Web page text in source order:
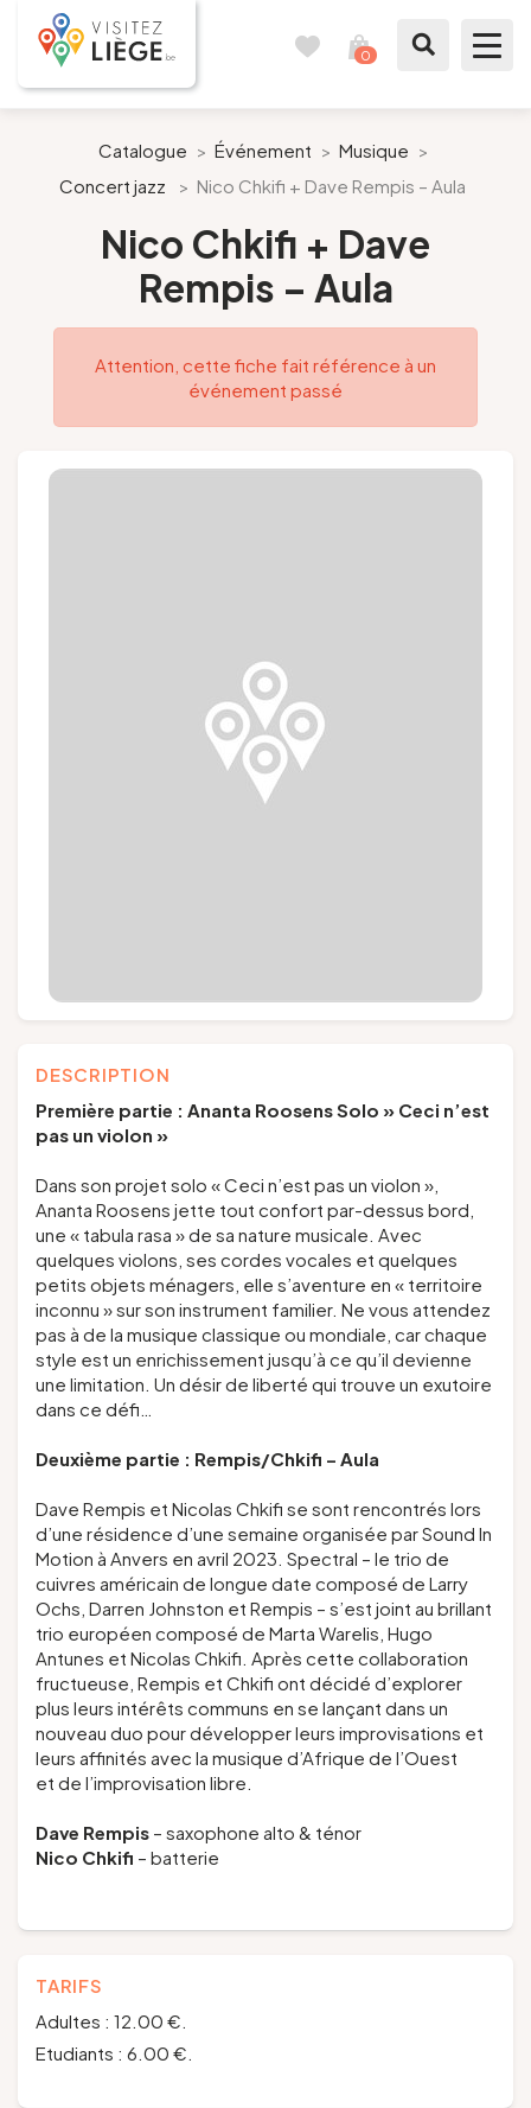
0
Comme un Liégeois
Préparer mon séjour
Nos suggestions
Catalogue > Événement > Musique >
Concert jazz
> Nico Chkifi + Dave Rempis – Aula
Nico Chkifi + Dave
Rempis – Aula
Attention, cette fiche fait référence à un
événement passé
DESCRIPTION
Première partie : Ananta Roosens Solo » Ceci n’est
pas un violon »
Dans son projet solo « Ceci n’est pas un violon »,
Ananta Roosens jette tout confort par-dessus bord,
une « tabula rasa » de sa nature musicale. Avec
quelques violons, ses cordes vocales et quelques
petits objets ménagers, elle s’aventure en « territoire
inconnu » sur son instrument familier. Ne vous attendez
pas à de la musique classique ou mondiale, car chaque
style est un enrichissement jusqu’à ce qu’il devienne
une limitation. Un désir de liberté qui trouve un exutoire
dans ce défi…
Deuxième partie : Rempis/Chkifi – Aula
Dave Rempis et Nicolas Chkifi se sont rencontrés lors
d’une résidence d’une semaine organisée par Sound In
Motion à Anvers en avril 2023. Spectral – le trio de
cuivres américain de longue date composé de Larry
Ochs, Darren Johnston et Rempis – s’est joint au brillant
trio européen composé de Marta Warelis, Hugo
Antunes et Nicolas Chkifi. Après cette collaboration
fructueuse, Rempis et Chkifi ont décidé d’explorer
plus leurs intérêts communs en se lançant dans un
nouveau duo pour développer leurs improvisations et
leurs affinités avec la musique d’Afrique de l’Ouest
et de l’improvisation libre.
Dave Rempis – saxophone alto & ténor
Nico Chkifi – batterie
TARIFS
Adultes : 12.00 €.
Etudiants : 6.00 €.